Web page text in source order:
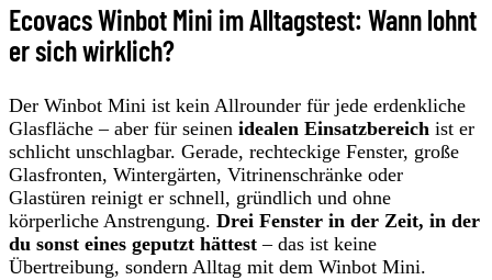
Ecovacs Winbot Mini im Alltagstest: Wann lohnt
er sich wirklich?
Der Winbot Mini ist kein Allrounder für jede erdenkliche
Glasfläche – aber für seinen idealen Einsatzbereich ist er
schlicht unschlagbar. Gerade, rechteckige Fenster, große
Glasfronten, Wintergärten, Vitrinenschränke oder
Glastüren reinigt er schnell, gründlich und ohne
körperliche Anstrengung. Drei Fenster in der Zeit, in der
du sonst eines geputzt hättest – das ist keine
Übertreibung, sondern Alltag mit dem Winbot Mini.